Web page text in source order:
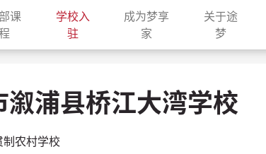
课
学校入
驻(current)
成为梦享
家
关于途
梦(current)
溆浦县桥江大湾学校
制农村学校